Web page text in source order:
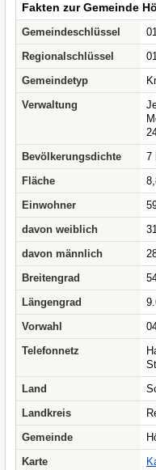
Fakten zur Gemeinde
Gemeindeschlüssel
Regionalschlüssel
Gemeindetyp
Verwaltung
Bevölkerungsdichte
7
Fläche
Einwohner
davon weiblich
davon männlich
Breitengrad
Längengrad
Vorwahl
Telefonnetz
Land
Landkreis
Gemeinde
Karte